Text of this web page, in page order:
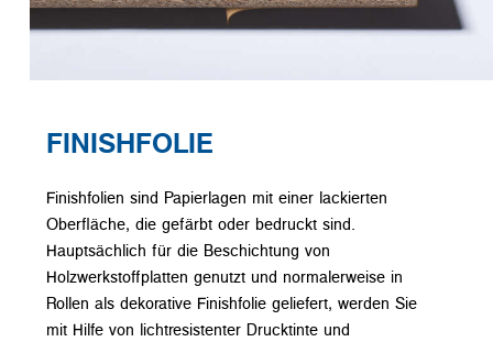
FINISHFOLIE
Finishfolien sind Papierlagen mit einer lackierten
Oberfläche, die gefärbt oder bedruckt sind.
Hauptsächlich für die Beschichtung von
Holzwerkstoffplatten genutzt und normalerweise in
Rollen als dekorative Finishfolie geliefert, werden Sie
mit Hilfe von lichtresistenter Drucktinte und